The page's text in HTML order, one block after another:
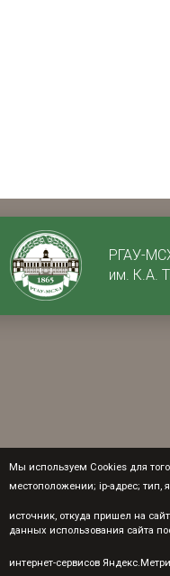
РГАУ-
им. К.А.
Мы используем Cookies для
местоположении; ip-адрес; тип,
источник, откуда пришел на
данных использования сайта
интернет-сервисов